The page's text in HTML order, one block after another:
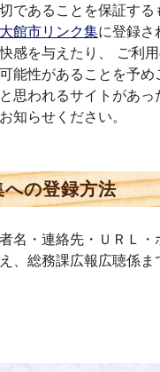
であることを保証す
大館市リンク集に登録さ
感を与えたり、 ご利
能性があることを予め
思われるサイトがあっ
知らせください。
への登録方法
名・連絡先・ＵＲＬ・
、総務課広報広聴係ま